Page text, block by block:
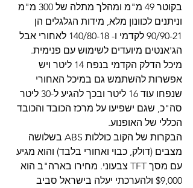
בקוטר 49 מ"מ ומהלך מתלה של 300 מ"מ
וניתנים לכוונון מלא, מידות הגלגלים הן
90/90-21 לקדמי ו- 140/80-18 לאחורי אבל
הג'אנטים מיועדים לשימוש עם פנימית.
מיכל הדלק הקדמי בנפח 14 ליטר ויש
אפשרות להשתמש גם במיכל האחורי
שנפחו עוד 16 ליטר ובכך להגיע ל-30 ליטר
סה"כ, שגם ישפיעו על מרכז הכובד והכובד
הכללי של האופנוע.
הבקרות של הקוב כוללות ABS בשלושה
מצבים (דולק, כבוי ואחורי בלבד) והוא מגיע
עם מסך TFT צבעוני. מחירו בארה"ב הוא
$9,000 ולהערכתי יעלה בישראל סביב